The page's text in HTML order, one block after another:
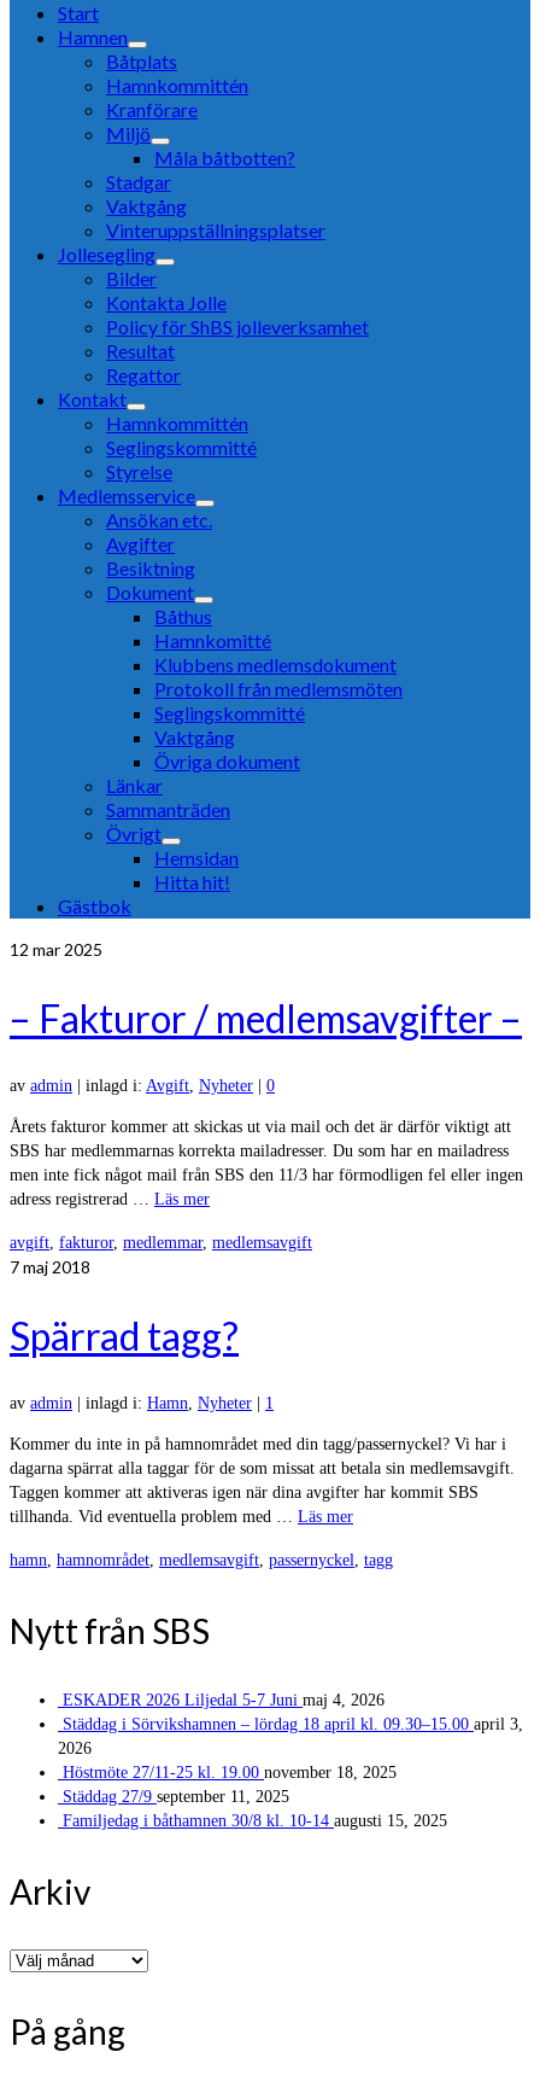
Start
Hamnen
Båtplats
Hamnkommittén
Kranförare
Miljö
Måla båtbotten?
Stadgar
Vaktgång
Vinteruppställningsplatser
Jollesegling
Bilder
Kontakta Jolle
Policy för ShBS jolleverksamhet
Resultat
Regattor
Kontakt
Hamnkommittén
Seglingskommitté
Styrelse
Medlemsservice
Ansökan etc.
Avgifter
Besiktning
Dokument
Båthus
Hamnkomitté
Klubbens medlemsdokument
Protokoll från medlemsmöten
Seglingskommitté
Vaktgång
Övriga dokument
Länkar
Sammanträden
Övrigt
Hemsidan
Hitta hit!
Gästbok
12 mar 2025
– Fakturor / medlemsavgifter –
av admin inlagd i: Avgift, Nyheter 0
Årets fakturor kommer att skickas ut via mail och det är därför viktigt att
SBS har medlemmarnas korrekta mailadresser. Du som har en mailadress
men inte fick något mail från SBS den 11/3 har förmodligen fel eller ingen
adress registrerad … Läs mer
avgift, fakturor, medlemmar, medlemsavgift
7maj 2018
Spärrad tagg?
av admin inlagd i: Hamn, Nyheter 1
Kommer du inte in på hamnområdet med din tagg/passernyckel? Vi har i
dagarna spärrat alla taggar för de som missat att betala sin medlemsavgift.
Taggen kommer att aktiveras igen när dina avgifter har kommit SBS
tillhanda. Vid eventuella problem med … Läs mer
hamn, hamnområdet, medlemsavgift, passernyckel, tagg
Nytt från SBS
ESKADER 2026 Liljedal 5-7 Juni maj 4, 2026
Städdag i Sörvikshamnen – lördag 18 april kl. 09.30–15.00 april 3,
2026
Höstmöte 27/11-25 kl. 19.00 november 18, 2025
Städdag 27/9 september 11, 2025
Familjedag i båthamnen 30/8 kl. 10-14 augusti 15, 2025
Arkiv
Arkiv
På gång